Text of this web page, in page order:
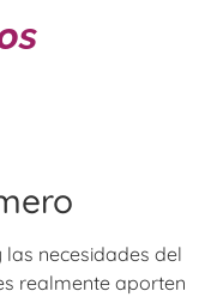
necesidades del
realmente aporten